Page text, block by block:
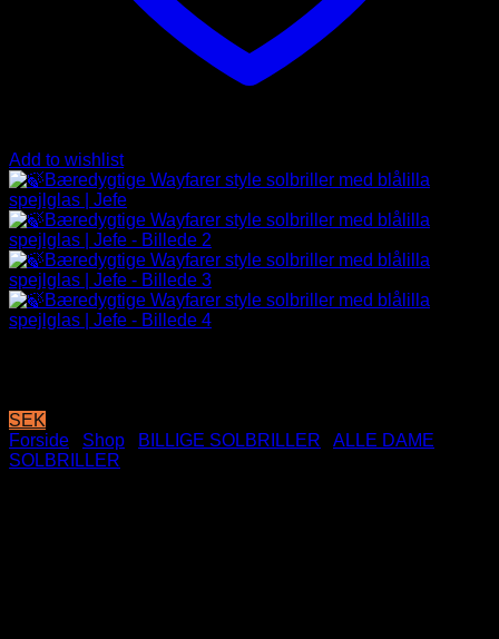
Add to wishlist
SEK
Forside
Shop BILLIGE SOLBRILLER
ALLE DAME
SOLBRILLER